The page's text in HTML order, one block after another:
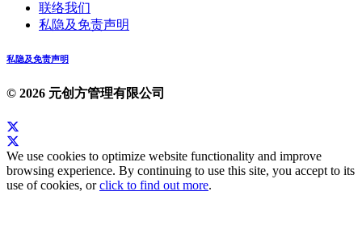
联络我们
私隐及免责声明
私隐及免责声明
© 2026 元创方管理有限公司
We use cookies to optimize website functionality and improve
browsing experience. By continuing to use this site, you accept to its
use of cookies, orclick to find out more.